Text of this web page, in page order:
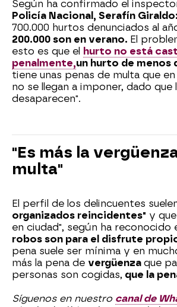
Según ha confirmado el
Policía Nacional, Serafín Giraldo:
700.000 hurtos denunciados al
200.000 son en verano. El
esto es que el hurto no está
penalmente,un hurto de menos
tiene unas penas de multa que
no se llegan a imponer, dado que
desaparecen".
"Es más la
multa"
El perfil de los delincuentes
organizados reincidentes" y
en ciudad", según ha reconocido
robos son para el disfrute
pena suele ser mínima y en
más la pena de vergüenza que
personas son cogidas, que la
Síguenos en nuestro canal de